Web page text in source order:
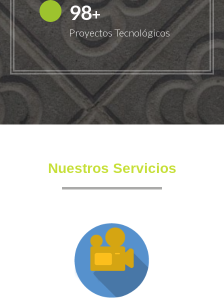
100+
Proyectos Tecnológicos
Nuestros Servicios
Producción XR
Somos una productora independiente con un equipo
altamente experimentado también en la creación de
producciones inmersivas y de XR.